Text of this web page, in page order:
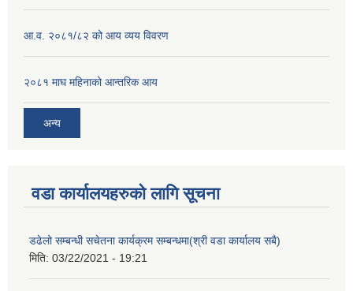
आ.व. २०८१/८२ को आय व्यय विवरण
२०८१ माघ महिनाको आन्तरिक आय
अन्य
वडा कार्यालयहरुको लागि सूचना
डढेलो सम्बन्धी सचेतना कार्यक्रम सम्बन्धमा(श्री वडा कार्यालय सबै)
मिति: 03/22/2021 - 19:21